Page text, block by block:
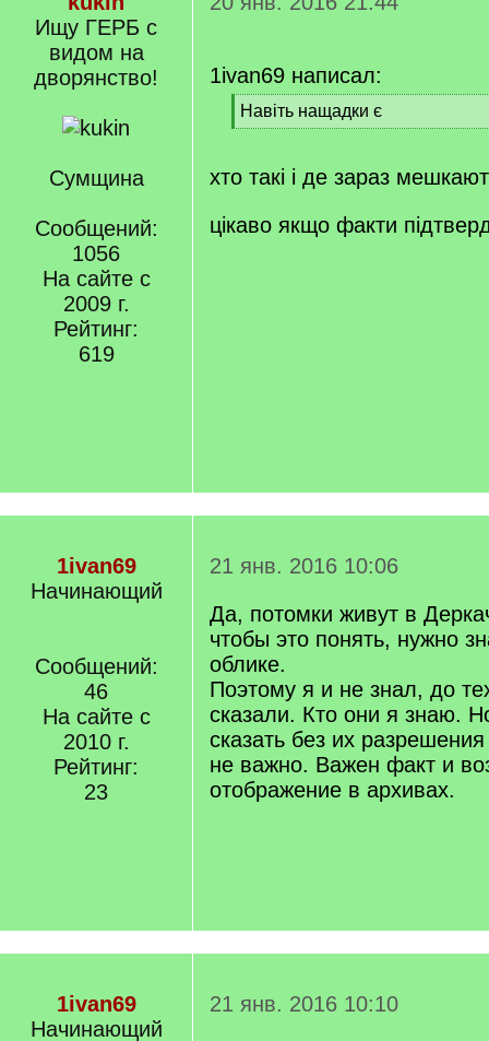
Ищу ГЕРБ с
видом на
дворянство!
Сумщина
Сообщений:
1056
На сайте с
2009 г.
Рейтинг:
619
1ivan69 написал:
[
q
Навіть нащадки є
[
q
]
хто такі і де зараз
цікаво якщо факти
1ivan69
Начинающий
Сообщений:
46
На сайте с
2010 г.
Рейтинг:
23
21 янв. 2016 10:06
Да, потомки живут в
чтобы это понять, нужно
облике.
Поэтому я и не знал, до
сказали. Кто они я знаю.
сказать без их
не важно. Важен факт и
отображение в архивах.
1ivan69
Начинающий
21 янв. 2016 10:10